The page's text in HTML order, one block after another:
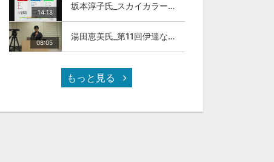
14:18
坂本淳子氏_スカイカラー人材とは
08:05
湯田恵美氏_第11回伊達な大学院セミナー
もっと見る